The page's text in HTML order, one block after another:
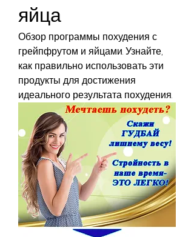
яйца
Обзор программы похудения с
грейпфрутом и яйцами. Узнайте,
как правильно использовать эти
продукты для достижения
идеального результата похудения.